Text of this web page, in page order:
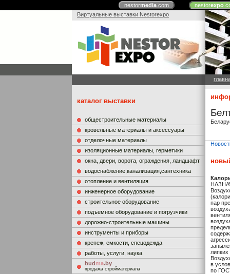
nestormedia.com nestorexpo
Виртуальные выставки Nestorexpo
каталог выставки
общестроительные материалы
кровельные материалы и аксессуары
отделочные материалы
изоляционные материалы, герметики
окна, двери, ворота, ограждения, ландшафт
водоснабжение,канализация,сантехника
отопление и вентиляция
инженерное оборудование
строительное оборудование
подъемное оборудование и погрузчики
дорожно-строительные машины
инструменты и приборы
крепеж, емкости, спецодежда
работы, услуги, наука
budma.by
продажа стройматериала
пар
в
по